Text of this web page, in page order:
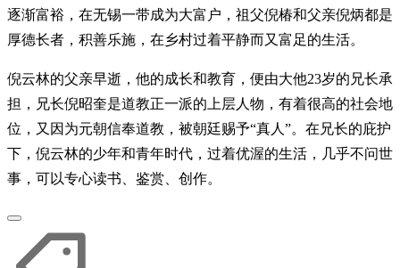
逐渐富裕，在无锡一带成为大富户，祖父倪椿和父亲倪炳都是
厚德长者，积善乐施，在乡村过着平静而又富足的生活。
倪云林的父亲早逝，他的成长和教育，便由大他23岁的兄长承
担，兄长倪昭奎是道教正一派的上层人物，有着很高的社会地
位，又因为元朝信奉道教，被朝廷赐予“真人”。在兄长的庇护
下，倪云林的少年和青年时代，过着优渥的生活，几乎不问世
事，可以专心读书、鉴赏、创作。